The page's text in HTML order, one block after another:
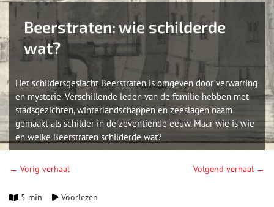
Beerstraten: wie schilderde
wat?
Het schildersgeslacht Beerstraten is omgeven door verwarring
en mysterie. Verschillende leden van de familie hebben met
stadsgezichten, winterlandschappen en zeeslagen naam
gemaakt als schilder in de zeventiende eeuw. Maar wie is wie
en welke Beerstraten schilderde wat?
← Vorig verhaal Volgend verhaal →
5 min Voorlezen